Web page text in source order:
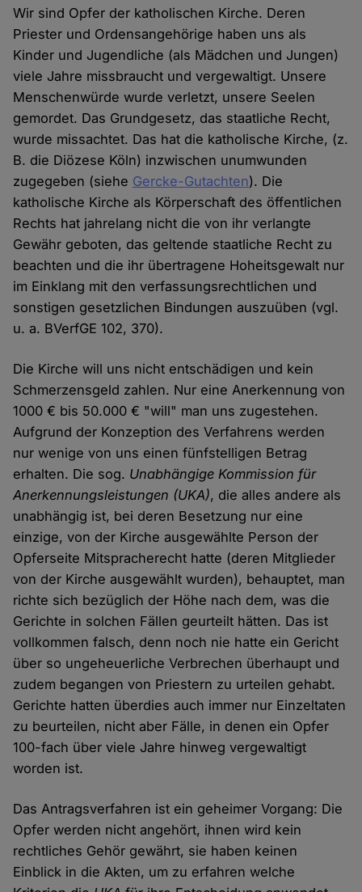
Wir sind Opfer der katholischen Kirche. Deren
Priester und Ordensangehörige haben uns als
Kinder und Jugendliche (als Mädchen und Jungen)
viele Jahre missbraucht und vergewaltigt. Unsere
Menschenwürde wurde verletzt, unsere Seelen
gemordet. Das Grundgesetz, das staatliche Recht,
wurde missachtet. Das hat die katholische Kirche, (z.
B. die Diözese Köln) inzwischen unumwunden
zugegeben (siehe Gercke-Gutachten). Die
katholische Kirche als Körperschaft des öffentlichen
Rechts hat jahrelang nicht die von ihr verlangte
Gewähr geboten, das geltende staatliche Recht zu
beachten und die ihr übertragene Hoheitsgewalt nur
im Einklang mit den verfassungsrechtlichen und
sonstigen gesetzlichen Bindungen auszuüben (vgl.
u. a. BVerfGE 102, 370).
Die Kirche will uns nicht entschädigen und kein
Schmerzensgeld zahlen. Nur eine Anerkennung von
1000 € bis 50.000 € "will" man uns zugestehen.
Aufgrund der Konzeption des Verfahrens werden
nur wenige von uns einen fünfstelligen Betrag
erhalten. Die sog. Unabhängige Kommission für
Anerkennungsleistungen (UKA), die alles andere als
unabhängig ist, bei deren Besetzung nur eine
einzige, von der Kirche ausgewählte Person der
Opferseite Mitspracherecht hatte (deren Mitglieder
von der Kirche ausgewählt wurden), behauptet, man
richte sich bezüglich der Höhe nach dem, was die
Gerichte in solchen Fällen geurteilt hätten. Das ist
vollkommen falsch, denn noch nie hatte ein Gericht
über so ungeheuerliche Verbrechen überhaupt und
zudem begangen von Priestern zu urteilen gehabt.
Gerichte hatten überdies auch immer nur Einzeltaten
zu beurteilen, nicht aber Fälle, in denen ein Opfer
100-fach über viele Jahre hinweg vergewaltigt
worden ist.
Das Antragsverfahren ist ein geheimer Vorgang: Die
Opfer werden nicht angehört, ihnen wird kein
rechtliches Gehör gewährt, sie haben keinen
Einblick in die Akten, um zu erfahren welche